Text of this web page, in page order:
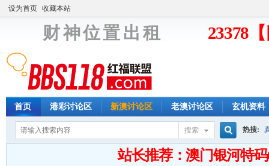
设为首页 收藏本站
财 神 位 置 出 租 23378
首页 港彩讨论区 新澳讨论区 老澳讨论区 玄机资料
搜索
搜
热搜: